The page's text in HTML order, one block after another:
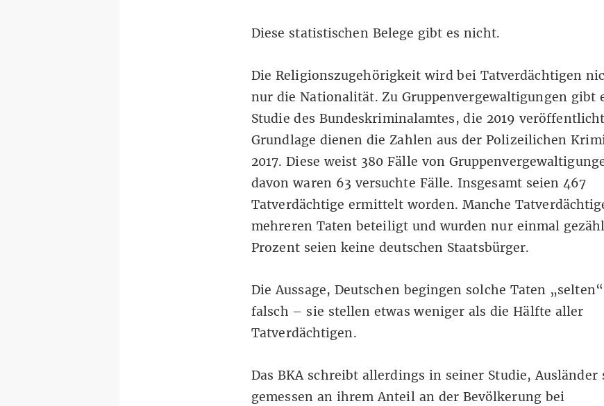
Diese statistischen Belege gibt es nicht.
Die Religionszugehörigkeit wird bei Tatverdächtigen
nur die Nationalität. Zu Gruppenvergewaltigungen gibt
Studie des Bundeskriminalamtes, die 2019
Grundlage dienen die Zahlen aus der Polizeilichen
2017. Diese weist 380 Fälle von
davon waren 63 versuchte Fälle. Insgesamt seien 467
Tatverdächtige ermittelt worden. Manche
mehreren Taten beteiligt und wurden nur einmal
Prozent seien keine deutschen Staatsbürger.
Die Aussage, Deutschen begingen solche Taten
falsch – sie stellen etwas weniger als die Hälfte aller
Tatverdächtigen.
Das BKA schreibt allerdings in seiner Studie, Ausländer
gemessen an ihrem Anteil an der Bevölkerung bei